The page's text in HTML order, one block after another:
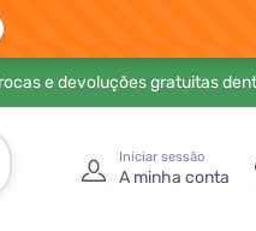
e devoluções gratuitas
Iniciar sessão
A minha conta